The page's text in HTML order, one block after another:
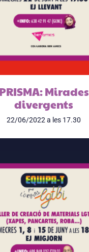
PRISMA: Mirades
divergents
22/06/2022 a les 17.30